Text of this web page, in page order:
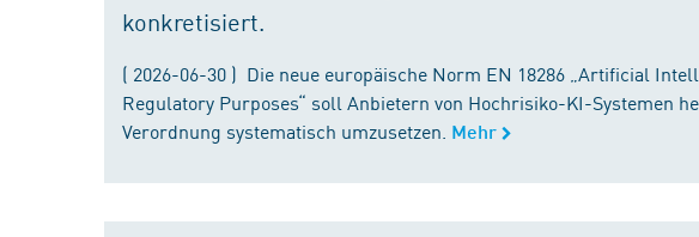
konkretisiert.
( 2026-06-30 ) Die neue europäische Norm EN 18286 „Artificial
Regulatory Purposes“ soll Anbietern von Hochrisiko-KI-Systemen
Verordnung systematisch umzusetzen. Mehr